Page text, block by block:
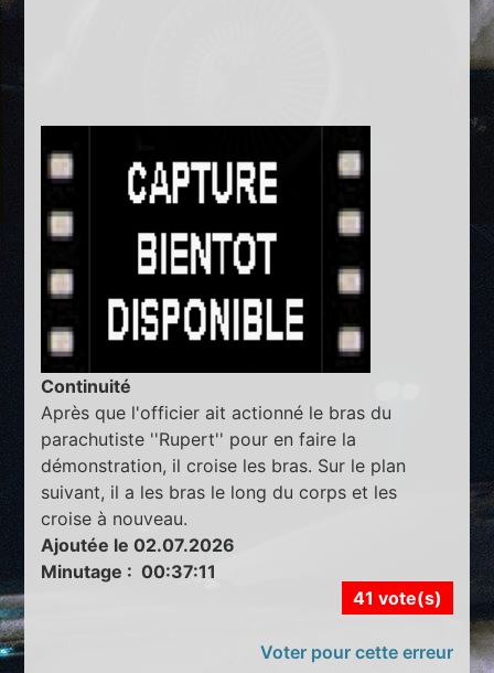
Continuité
Après que l'officier ait actionné le bras du
parachutiste ''Rupert'' pour en faire la
démonstration, il croise les bras. Sur le plan
suivant, il a les bras le long du corps et les
croise à nouveau.
Ajoutée le 02.07.2026
Minutage : 00:37:11
41 vote(s)
Voter pour cette erreur